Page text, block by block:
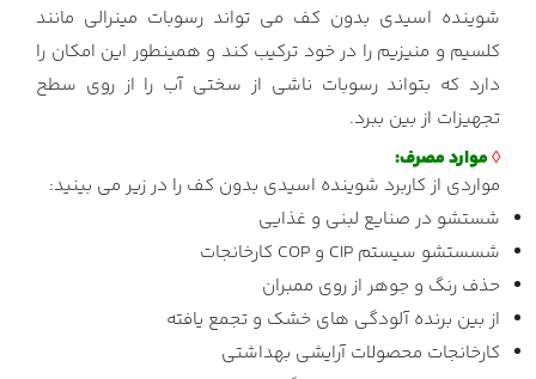
شوینده اسیدی بدون کف می تواند رسوبات مینرالی مانند
کلسیم و منیزیم را در خود ترکیب کند و همینطور این امکان را
دارد که بتواند رسوبات ناشی از سختی آب را از روی سطح
تجهیزات از بین ببرد.
◊موارد مصرف:
مواردی از کاربرد شوینده اسیدی بدون کف را در زیر می بینید:
شستشو در صنایع لبنی و غذایی
شسستشو سیستم CIP و COP کارخانجات
حذف رنگ و جوهر از روی ممبران
از بین برنده آلودگی های خشک و تجمع یافته
کارخانجات محصولات آرایشی بهداشتی